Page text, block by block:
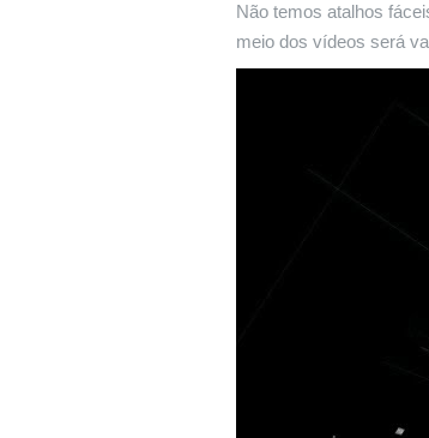
Não temos atalhos
meio dos vídeos será